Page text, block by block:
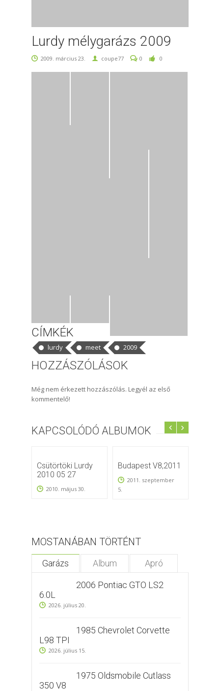
Lurdy mélygarázs 2009
2009. március 23. coupe77 0 0
CÍMKÉK
lurdy meet 2009
HOZZÁSZÓLÁSOK
Még nem érkezett hozzászólás. Legyél az első
kommentelő!
KAPCSOLÓDÓ ALBUMOK
Csütörtöki Lurdy
2010 05 27
2010. május 30.
Budapest V8,2011
2011. szeptember
5.
MOSTANÁBAN TÖRTÉNT
Garázs Album Apró
2006 Pontiac GTO LS2
6.0L
2026. július 20.
1985 Chevrolet Corvette
L98 TPI
2026. július 15.
1975 Oldsmobile Cutlass
350 V8